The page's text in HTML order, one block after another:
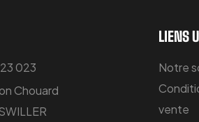
023
Chouard
LIENS
Notre
vente